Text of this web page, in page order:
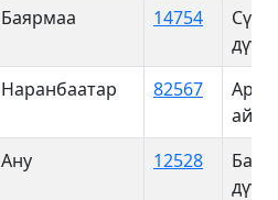
Баярмаа 14754
Наранбаатар 82567
Ану 12528